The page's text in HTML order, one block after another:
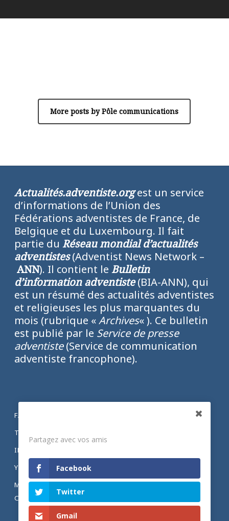
More posts by Pôle communications
Actualités.adventiste.orgest un service
d’informations de l’Union des
Fédérations adventistes de France, de
Belgique et du Luxembourg. Il fait
partie du Réseau mondial d’actualités
adventistes(Adventist News Network –
ANN). Il contient le Bulletin
d’information adventiste(BIA-ANN), qui
est un résumé des actualités adventistes
et religieuses les plus marquantes du
mois (rubrique «Archives« ). Ce bulletin
est publié par le Service de presse
adventiste(Service de communication
adventiste francophone).
FACEBOOK
TWITTER
INSTAGRAM
YOUTUBE
MENTIONS LÉGALES ET POLITIQUE DE
CONFIDENTIALITÉ
Partagez avec vos amis
Facebook
Twitter
Gmail